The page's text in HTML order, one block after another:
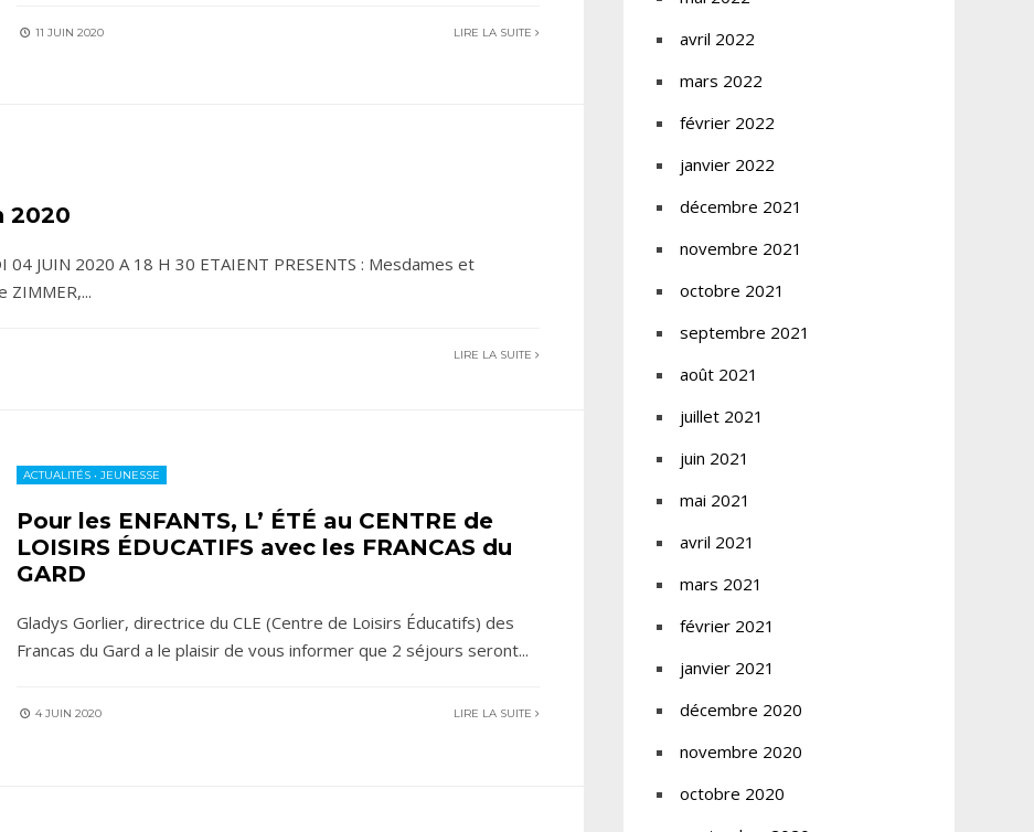
11 JUIN 2020 LIRE LA SUITE
2020
04 JUIN 2020 A 18 H 30 ETAIENT PRESENTS : Mesdames et
ZIMMER,...
LIRE LA SUITE
ACTUALITÉS • JEUNESSE
Pour les ENFANTS, L’ ÉTÉ au CENTRE de
LOISIRS ÉDUCATIFS avec les FRANCAS du
GARD
Gladys Gorlier, directrice du CLE (Centre de Loisirs Éducatifs) des
Francas du Gard a le plaisir de vous informer que 2 séjours seront...
4 JUIN 2020 LIRE LA SUITE
avril 2022
mars 2022
février 2022
janvier 2022
décembre 2021
novembre 2021
octobre 2021
septembre 2021
août 2021
juillet 2021
juin 2021
mai 2021
avril 2021
mars 2021
février 2021
janvier 2021
décembre 2020
novembre 2020
octobre 2020